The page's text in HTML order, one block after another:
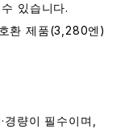
있습니다.
환 제품(3,280엔)
량이 필수이며,